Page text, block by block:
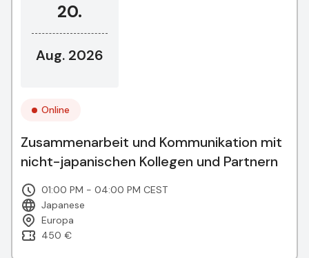
20.
Aug. 2026
Online
Zusammenarbeit und Kommunikation mit
nicht-japanischen Kollegen und Partnern
01:00 PM - 04:00 PM CEST
Japanese
Europa
450 €